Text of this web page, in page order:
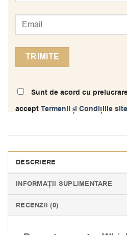
Sunt de acord cu
acceptTermenii și Condițiile
DESCRIERE
INFORMAȚII SUPLIMENTARE
RECENZII (0)